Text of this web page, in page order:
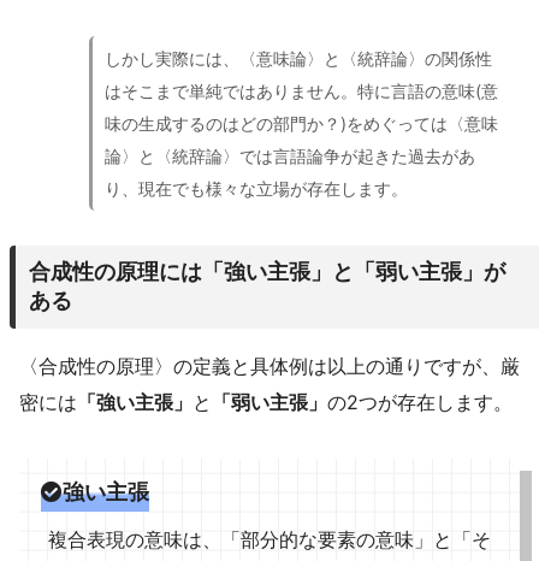
しかし実際には、〈意味論〉と〈統辞論〉の関係性
はそこまで単純ではありません。特に言語の意味(意
味の生成するのはどの部門か？)をめぐっては〈意味
論〉と〈統辞論〉では言語論争が起きた過去があ
り、現在でも様々な立場が存在します。
合成性の原理には「強い主張」と「弱い主張」が
ある
〈合成性の原理〉の定義と具体例は以上の通りですが、厳
密には 「強い主張」 と 「弱い主張」 の2つが存在します。
強い主張
複合表現の意味は、「部分的な要素の意味」と「そ